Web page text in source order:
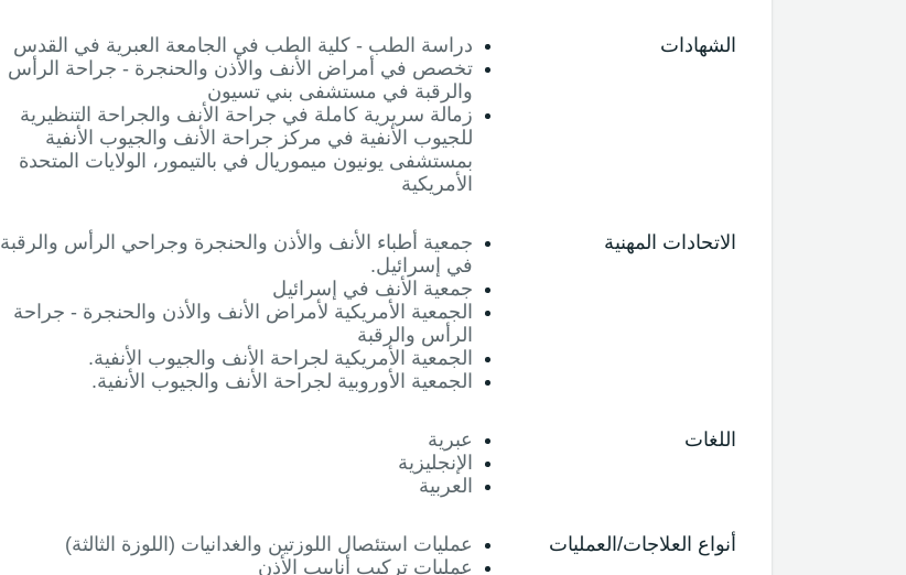
الشهادات
دراسة الطب - كلية الطب في الجامعة العبرية في القدس
تخصص في أمراض الأنف والأذن والحنجرة - جراحة الرأس
والرقبة في مستشفى بني تسيون
زمالة سريرية كاملة في جراحة الأنف والجراحة التنظيرية
للجيوب الأنفية في مركز جراحة الأنف والجيوب الأنفية
بمستشفى يونيون ميموريال في بالتيمور، الولايات المتحدة
الأمريكية
الاتحادات المهنية
جمعية أطباء الأنف والأذن والحنجرة وجراحي الرأس والرقبة
في إسرائيل.
جمعية الأنف في إسرائيل
الجمعية الأمريكية لأمراض الأنف والأذن والحنجرة - جراحة
الرأس والرقبة
الجمعية الأمريكية لجراحة الأنف والجيوب الأنفية.
الجمعية الأوروبية لجراحة الأنف والجيوب الأنفية.
اللغات
عبرية
الإنجليزية
العربية
أنواع العلاجات/العمليات
عمليات استئصال اللوزتين والغدانيات (اللوزة الثالثة)
عمليات تركيب أنابيب الأذن